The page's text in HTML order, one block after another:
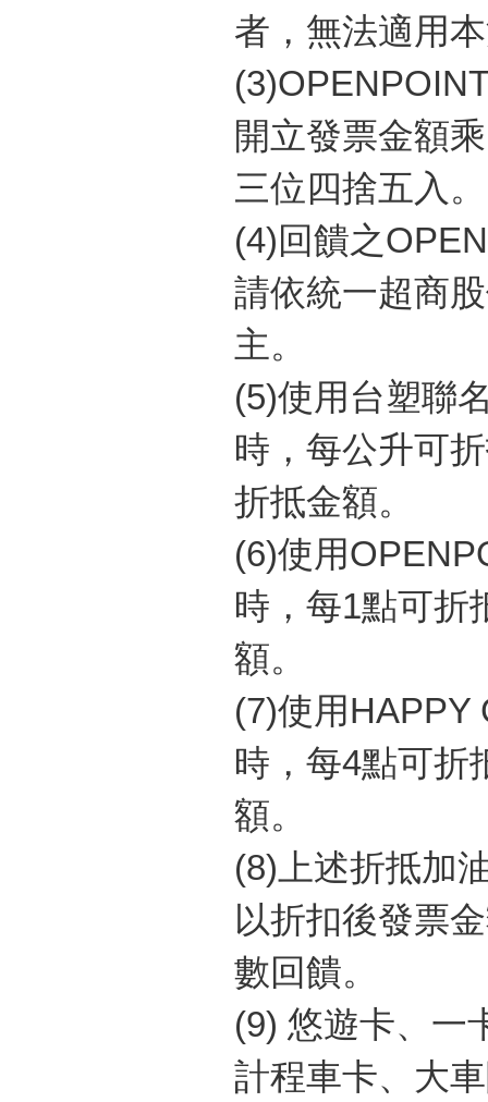
者，無法適用
開立發票金額
三位四捨五入。
(4)回饋之
請依統一超商
主。
(5)使用台塑聯
時，每公升可
折抵金額。
(6)使用
時，每1點可折
額。
(7)使用 HAPPY
時，每4點可折
額。
(8) 上述折抵加
以折扣後發票
數回饋。
(9) 悠遊卡、一
計程車卡、大